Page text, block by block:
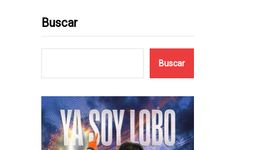
Buscar
Buscar